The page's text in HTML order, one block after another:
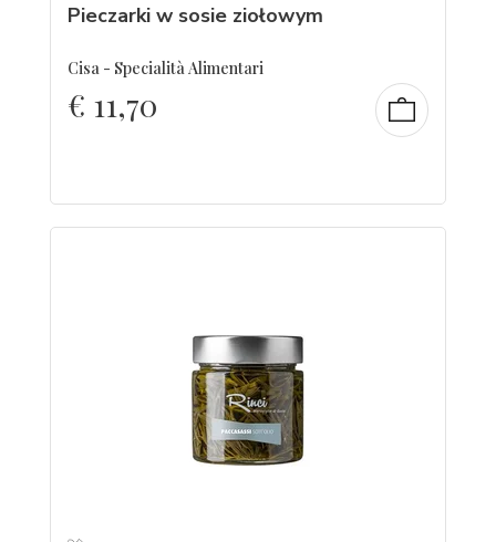
Pieczarki w sosie ziołowym
Cisa - Specialità Alimentari
€ 11,70